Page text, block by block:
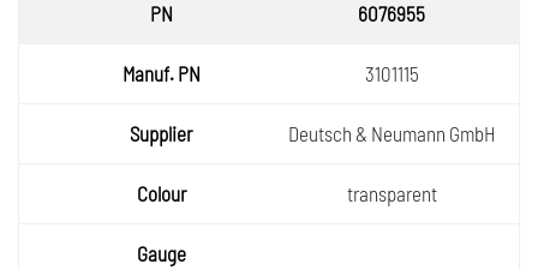
6076955
3101115
Deutsch & Neumann GmbH
transparent